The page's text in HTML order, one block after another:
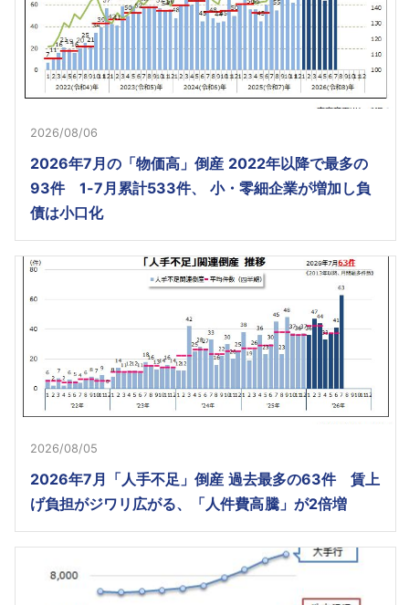
2026/08/06
2026年7月の「物価高」倒産 2022年以降で最多の
93件 1-7月累計533件、 小・零細企業が増加し負
債は小口化
2026/08/05
2026年7月「人手不足」倒産 過去最多の63件 賃上
げ負担がジワリ広がる、「人件費高騰」が2倍増